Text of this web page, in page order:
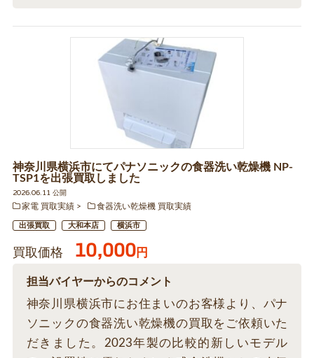
神奈川県横浜市にてパナソニックの食器洗い乾燥機 NP-
TSP1を出張買取しました
2026.06.11 公開
家電 買取実績
食器洗い乾燥機 買取実績
出張買取 大和本店 横浜市
買取価格 10,000円
担当バイヤーからのコメント
神奈川県横浜市にお住まいのお客様より、パナ
ソニックの食器洗い乾燥機の買取をご依頼いた
だきました。2023年製の比較的新しいモデル